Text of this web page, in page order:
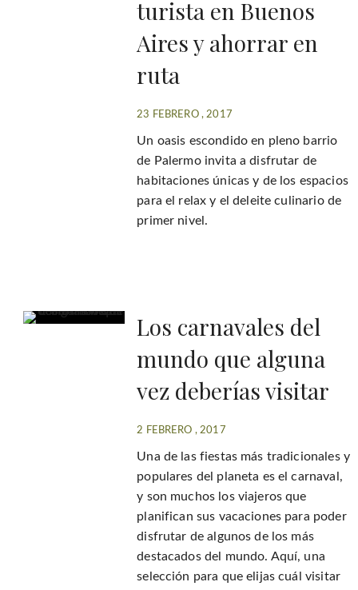
turista en Buenos
Aires y ahorrar en
ruta
23 FEBRERO , 2017
Un oasis escondido en pleno barrio
de Palermo invita a disfrutar de
habitaciones únicas y de los espacios
para el relax y el deleite culinario de
primer nivel.
Los carnavales del
mundo que alguna
vez deberías visitar
2 FEBRERO , 2017
Una de las fiestas más tradicionales y
populares del planeta es el carnaval,
y son muchos los viajeros que
planifican sus vacaciones para poder
disfrutar de algunos de los más
destacados del mundo. Aquí, una
selección para que elijas cuál visitar